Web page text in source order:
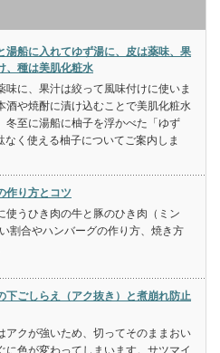
湯船に入れてゆず湯に、皮は薬味、果
、種は美肌化粧水
味に、果汁は絞って風味付けに使いま
酒や焼酎に漬け込むことで美肌化粧水
冬至に湯船に柚子を浮かべた「ゆず
く使える柚子についてご案内しま
作り方とコツ
使うひき肉の牛と豚のひき肉（ミン
割合やハンバーグの作り方、焼き方
下ごしらえ（アク抜き）と煮崩れ防止
アクが強いため、切ってそのままおい
に色が変わってしまいます。サツマイ